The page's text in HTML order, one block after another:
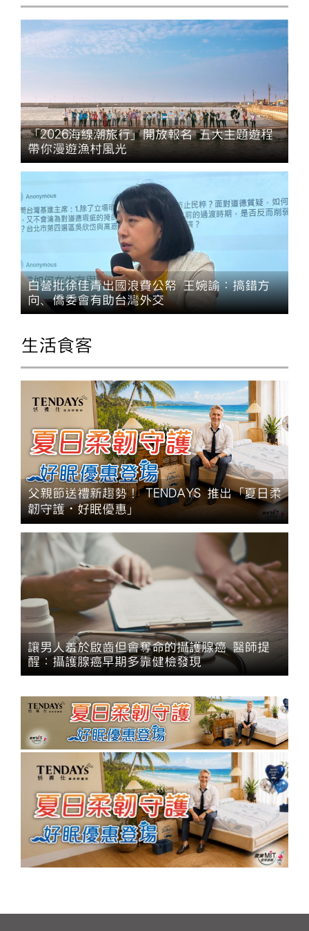
「2026海線潮旅行」開放報名 五大主題遊程
帶你漫遊漁村風光
白營批徐佳青出國浪費公帑 王婉諭：搞錯方
向、僑委會有助台灣外交
生活食客
父親節送禮新趨勢！ TENDAYS 推出「夏日柔
韌守護・好眠優惠」
讓男人羞於啟齒但會奪命的攝護腺癌 醫師提
醒：攝護腺癌早期多靠健檢發現